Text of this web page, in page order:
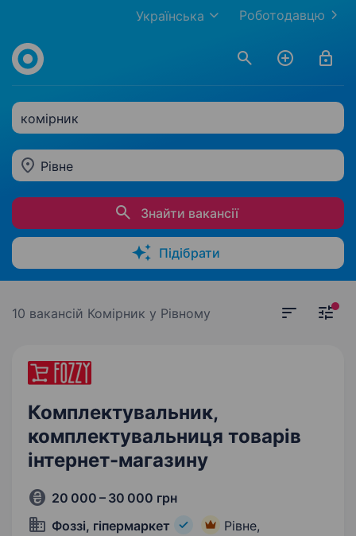
Роботодавцю
Українська
комірник
Рівне
Знайти вакансії
Підібрати
10 вакансій Комірник у Рівному
Комплектувальник,
комплектувальниця товарів
інтернет-магазину
20 000 – 30 000 грн
Фоззі, гіпермаркет
Рівне,